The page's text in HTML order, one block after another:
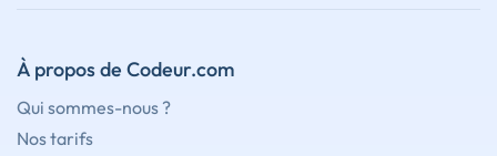
À propos de Codeur.com
Qui sommes-nous ?
Nos tarifs